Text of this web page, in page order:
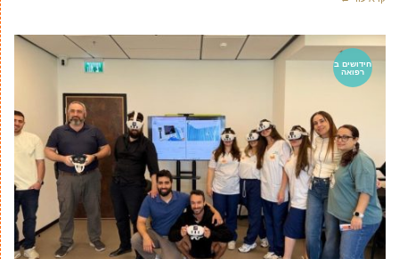
חידושים ב
רפואה